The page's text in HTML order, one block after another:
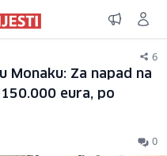
6
Monaku: Za napad na
eura, po
0